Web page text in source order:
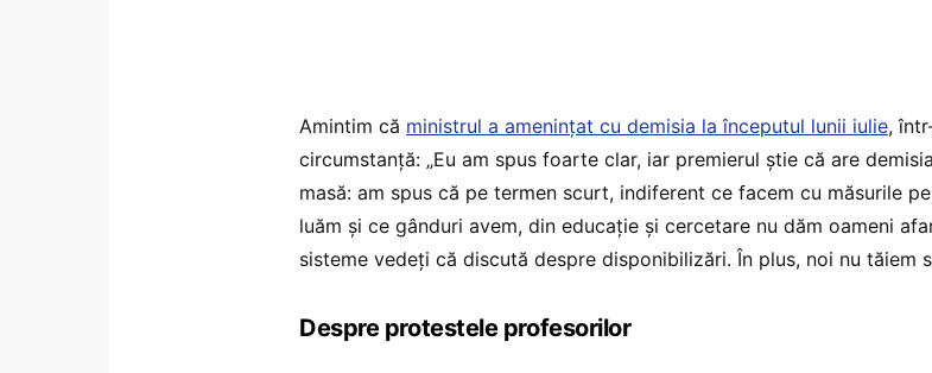
Amintim că ministrul a amenințat cu demisia la începutul lunii iulie,
circumstanță: „Eu am spus foarte clar, iar premierul ştie că are
masă: am spus că pe termen scurt, indiferent ce facem cu măsurile
luăm şi ce gânduri avem, din educaţie şi cercetare nu dăm oameni
sisteme vedeţi că discută despre disponibilizări. În plus, noi nu tăiem
Despre protestele profesorilor